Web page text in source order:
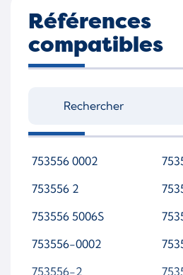
Références
compatibles
753556 0002
753556 2
753556 5006S
753556-0002
753556-2